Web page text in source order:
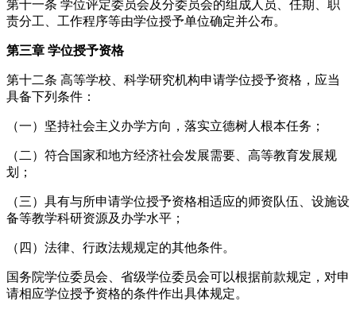
第十一条 学位评定委员会及分委员会的组成人员、任期、职
责分工、工作程序等由学位授予单位确定并公布。
第三章 学位授予资格
第十二条 高等学校、科学研究机构申请学位授予资格，应当
具备下列条件：
（一）坚持社会主义办学方向，落实立德树人根本任务；
（二）符合国家和地方经济社会发展需要、高等教育发展规
划；
（三）具有与所申请学位授予资格相适应的师资队伍、设施设
备等教学科研资源及办学水平；
（四）法律、行政法规规定的其他条件。
国务院学位委员会、省级学位委员会可以根据前款规定，对申
请相应学位授予资格的条件作出具体规定。